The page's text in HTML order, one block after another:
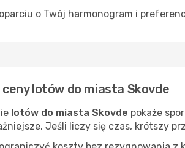
o Twój harmonogram i
lotów do miasta Skovde
lotów do miasta Skovde pokaże
Jeśli liczy się czas, krótszy